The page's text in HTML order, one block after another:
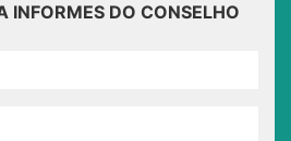
INFORMES DO CONSELHO